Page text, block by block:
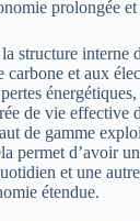
prolongée
structure interne
carbone et aux
de vie effective
de gamme
permet d’avoir
et une
étendue.